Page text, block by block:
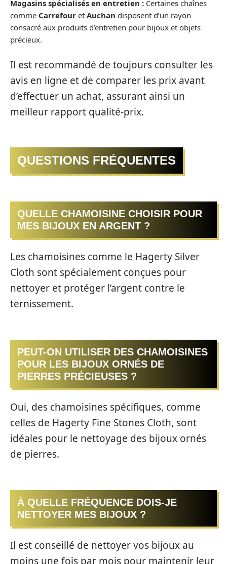
Magasins spécialisés en entretien : Certaines chaînes
comme Carrefour et Auchan disposent d’un rayon
consacré aux produits d’entretien pour bijoux et objets
précieux.
Il est recommandé de toujours consulter les
avis en ligne et de comparer les prix avant
d’effectuer un achat, assurant ainsi un
meilleur rapport qualité-prix.
QUESTIONS FRÉQUENTES
QUELLE CHAMOISINE CHOISIR POUR
MES BIJOUX EN ARGENT ?
Les chamoisines comme le Hagerty Silver
Cloth sont spécialement conçues pour
nettoyer et protéger l’argent contre le
ternissement.
PEUT-ON UTILISER DES CHAMOISINES
POUR LES BIJOUX ORNÉS DE
PIERRES PRÉCIEUSES ?
Oui, des chamoisines spécifiques, comme
celles de Hagerty Fine Stones Cloth, sont
idéales pour le nettoyage des bijoux ornés
de pierres.
À QUELLE FRÉQUENCE DOIS-JE
NETTOYER MES BIJOUX ?
Il est conseillé de nettoyer vos bijoux au
moins une fois par mois pour maintenir leur